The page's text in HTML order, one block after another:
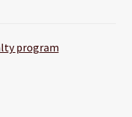
program